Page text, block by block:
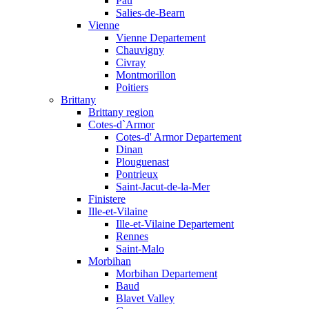
Salies-de-Bearn
Vienne
Vienne Departement
Chauvigny
Civray
Montmorillon
Poitiers
Brittany
Brittany region
Cotes-d`Armor
Cotes-d' Armor Departement
Dinan
Plouguenast
Pontrieux
Saint-Jacut-de-la-Mer
Finistere
Ille-et-Vilaine
Ille-et-Vilaine Departement
Rennes
Saint-Malo
Morbihan
Morbihan Departement
Baud
Blavet Valley